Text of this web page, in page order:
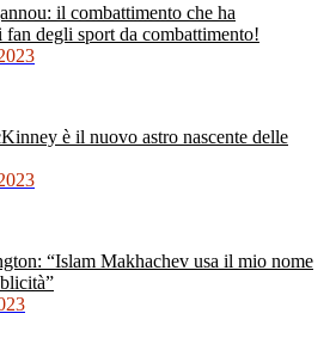
il combattimento che ha
fan degli sport da combattimento!
è il nuovo astro nascente delle
“Islam Makhachev usa il mio nome